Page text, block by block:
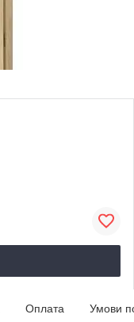
Оплата Умови